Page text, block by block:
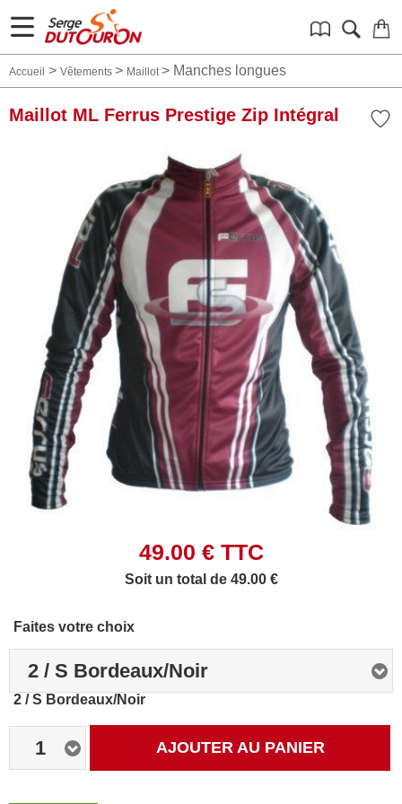
Accueil > Vêtements > Maillot > Manches longues
Maillot ML Ferrus Prestige Zip Intégral
49.00 € TTC
Soit un total de 49.00 €
Faites votre choix
2 / S Bordeaux/Noir
2 / S Bordeaux/Noir
1 AJOUTER AU PANIER